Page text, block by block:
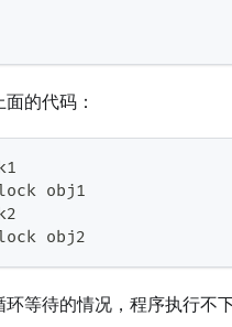
的代码：
obj1
obj2
等待的情况，程序执行不